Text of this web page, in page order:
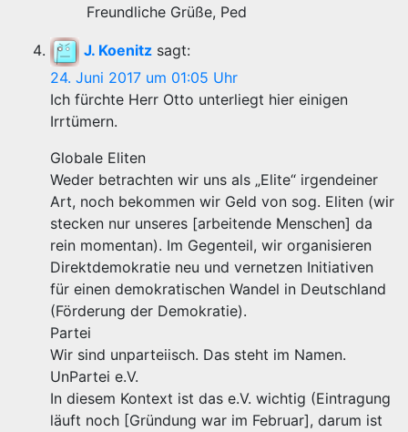
Freundliche Grüße, Ped
J. Koenitz sagt:
24. Juni 2017 um 01:05 Uhr
Ich fürchte Herr Otto unterliegt hier einigen
Irrtümern.
Globale Eliten
Weder betrachten wir uns als „Elite“ irgendeiner
Art, noch bekommen wir Geld von sog. Eliten (wir
stecken nur unseres [arbeitende Menschen] da
rein momentan). Im Gegenteil, wir organisieren
Direktdemokratie neu und vernetzen Initiativen
für einen demokratischen Wandel in Deutschland
(Förderung der Demokratie).
Partei
Wir sind unparteiisch. Das steht im Namen.
UnPartei e.V.
In diesem Kontext ist das e.V. wichtig (Eintragung
läuft noch [Gründung war im Februar], darum ist